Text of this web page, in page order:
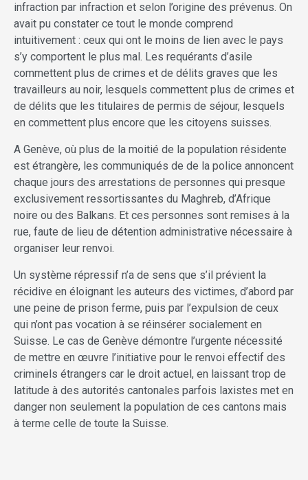
infraction par infraction et selon l’origine des prévenus. On
avait pu constater ce tout le monde comprend
intuitivement : ceux qui ont le moins de lien avec le pays
s’y comportent le plus mal. Les requérants d’asile
commettent plus de crimes et de délits graves que les
travailleurs au noir, lesquels commettent plus de crimes et
de délits que les titulaires de permis de séjour, lesquels
en commettent plus encore que les citoyens suisses.
A Genève, où plus de la moitié de la population résidente
est étrangère, les communiqués de de la police annoncent
chaque jours des arrestations de personnes qui presque
exclusivement ressortissantes du Maghreb, d’Afrique
noire ou des Balkans. Et ces personnes sont remises à la
rue, faute de lieu de détention administrative nécessaire à
organiser leur renvoi.
Un système répressif n’a de sens que s’il prévient la
récidive en éloignant les auteurs des victimes, d’abord par
une peine de prison ferme, puis par l’expulsion de ceux
qui n’ont pas vocation à se réinsérer socialement en
Suisse. Le cas de Genève démontre l’urgente nécessité
de mettre en œuvre l’initiative pour le renvoi effectif des
criminels étrangers car le droit actuel, en laissant trop de
latitude à des autorités cantonales parfois laxistes met en
danger non seulement la population de ces cantons mais
à terme celle de toute la Suisse.